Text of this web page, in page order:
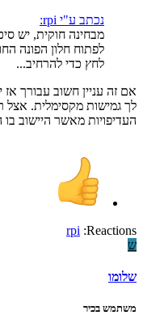
נכתב ע"י rpi:
מבחינה חוקית, יש
לפתוח חלון הפונה
לחץ כדי להרחיב...
אם זה עניין חשוב עבורך
לך גמישות מקסימלית. אצל
העדיפויות מאשר היישוב
Reactions:
rpi
ש
שלומו
משתמש בכיר